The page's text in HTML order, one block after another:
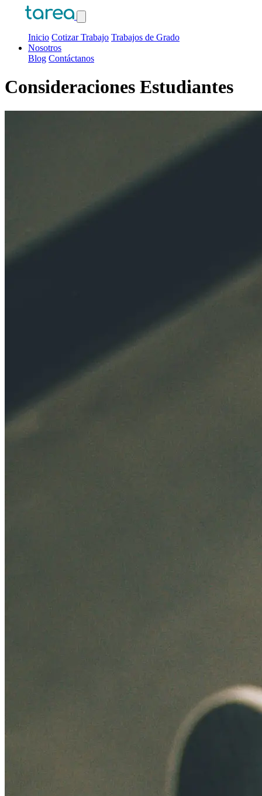
Inicio Cotizar Trabajo Trabajos de Grado
Nosotros
Blog Contáctanos
Consideraciones Estudiantes